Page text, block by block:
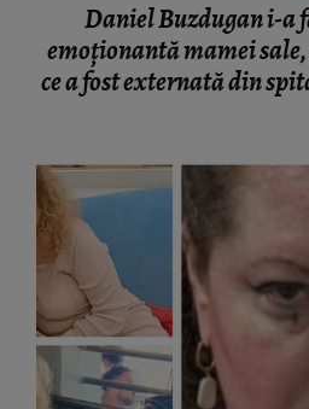
Daniel Buzdugan i-a
emoționantă mamei
ce a fost externată din